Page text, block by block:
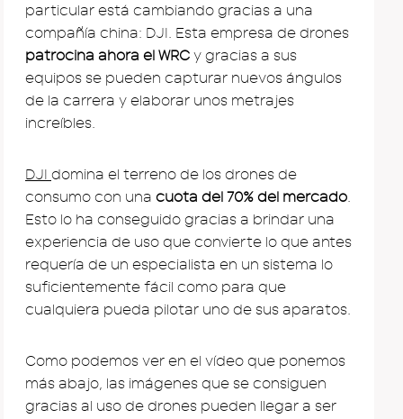
particular está cambiando gracias a una
compañía china: DJI. Esta empresa de drones
patrocina ahora el WRC y gracias a sus
equipos se pueden capturar nuevos ángulos
de la carrera y elaborar unos metrajes
increíbles.
DJI domina el terreno de los drones de
consumo con una cuota del 70% del mercado
Esto lo ha conseguido gracias a brindar una
experiencia de uso que convierte lo que antes
requería de un especialista en un sistema lo
suficientemente fácil como para que
cualquiera pueda pilotar uno de sus aparatos.
Como podemos ver en el vídeo que ponemos
más abajo, las imágenes que se consiguen
gracias al uso de drones pueden llegar a ser